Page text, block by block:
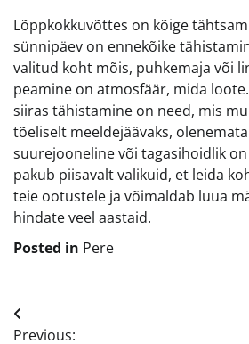
Lõppkokkuvõttes on kõige
sünnipäev on ennekõike
valitud koht mõis, puhkemaja või
peamine on atmosfäär, mida
siiras tähistamine on need, mis
tõeliselt meeldejäävaks,
suurejooneline või tagasihoidlik
pakub piisavalt valikuid, et leida
teie ootustele ja võimaldab luua
hindate veel aastaid.
Posted in Pere
Navigeerimine
Previous: